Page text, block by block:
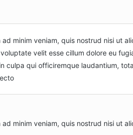
minim veniam, quis nostrud nisi ut
velit esse cillum dolore eu
culpa qui officiremque laudantium,
minim veniam, quis nostrud nisi ut